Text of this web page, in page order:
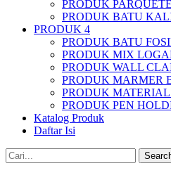
PRODUK
PRODUK BATU
PRODUK 4
PRODUK BATU
PRODUK MIX
PRODUK WALL
PRODUK MARMER
PRODUK
PRODUK PEN
Katalog Produk
Daftar Isi